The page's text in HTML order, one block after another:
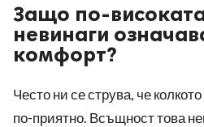
Защо по-
невинаги
комфорт?
Често ни се струва, че
по-приятно. Всъщност това